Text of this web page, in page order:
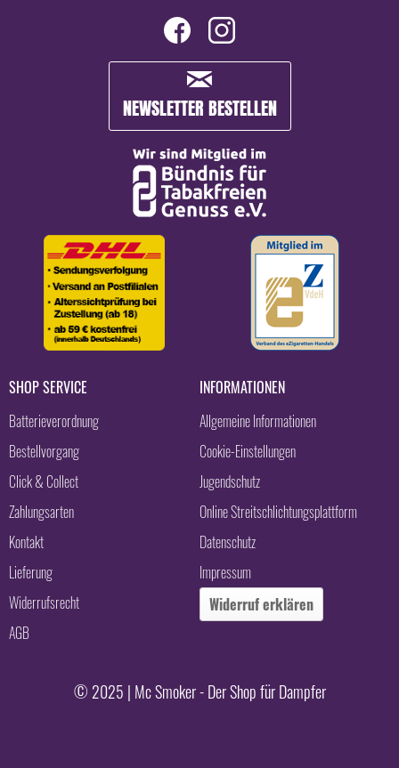
NEWSLETTER BESTELLEN
SHOP SERVICE
Batterieverordnung
Bestellvorgang
Click & Collect
Zahlungsarten
Kontakt
Lieferung
Widerrufsrecht
AGB
INFORMATIONEN
Allgemeine Informationen
Cookie-Einstellungen
Jugendschutz
Online Streitschlichtungsplattform
Datenschutz
Impressum
Widerruf erklären
© 2025 | Mc Smoker - Der Shop für Dampfer